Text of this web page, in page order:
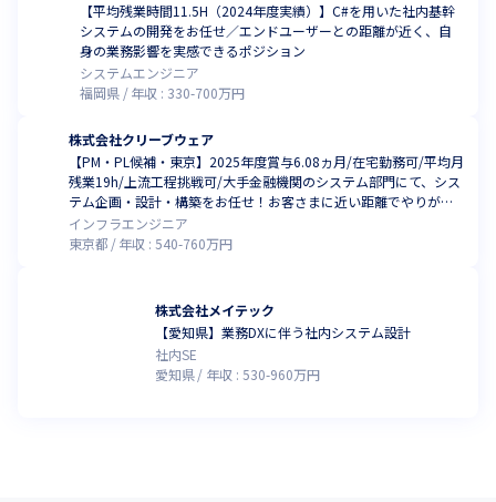
【平均残業時間11.5H（2024年度実績）】C#を用いた社内基幹
システムの開発をお任せ／エンドユーザーとの距離が近く、自
身の業務影響を実感できるポジション
システムエンジニア
福岡県
年収 : 330-700万円
株式会社クリーブウェア
【PM・PL候補・東京】2025年度賞与6.08ヵ月/在宅勤務可/平均月
残業19h/上流工程挑戦可/大手金融機関のシステム部門にて、シス
テム企画・設計・構築をお任せ！お客さまに近い距離でやりがい
をもって働きませんか？
インフラエンジニア
東京都
年収 :540-760万円
株式会社メイテック
【愛知県】業務DXに伴う社内システム設計
社内SE
愛知県
年収 : 530-960万円